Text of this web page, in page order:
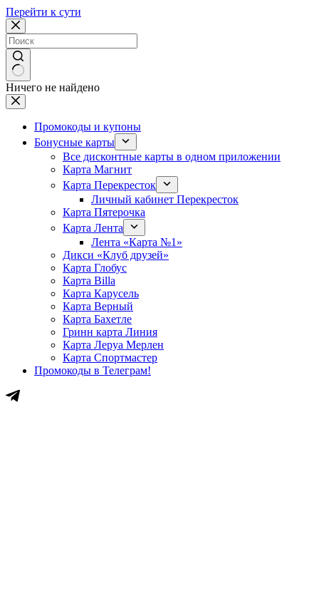
Перейти к сути
Ничего не найдено
Промокоды и купоны
Бонусные карты
Все дисконтные карты в одном приложении
Карта Магнит
Карта Перекресток
Личный кабинет Перекресток
Карта Пятерочка
Карта Лента
Лента «Карта №1»
Дикси «Клуб друзей»
Карта Глобус
Карта Billa
Карта Карусель
Карта Верный
Карта Бахетле
Гринн карта Линия
Карта Леруа Мерлен
Карта Спортмастер
Промокоды в Телеграм!